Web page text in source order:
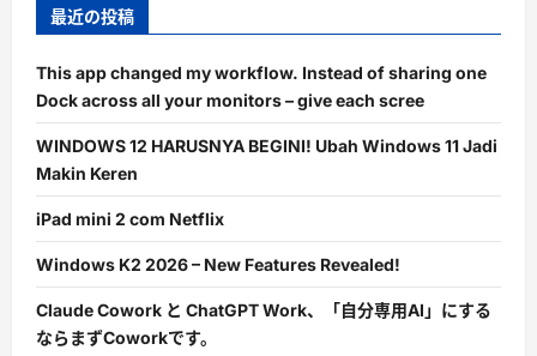
最近の投稿
This app changed my workflow. Instead of sharing one
Dock across all your monitors – give each scree
WINDOWS 12 HARUSNYA BEGINI! Ubah Windows 11 Jadi
Makin Keren
iPad mini 2 com Netflix
Windows K2 2026 – New Features Revealed!
Claude Cowork と ChatGPT Work、「自分専用AI」にする
ならまずCoworkです。